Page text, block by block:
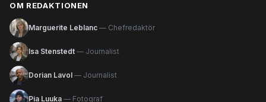
OM REDAKTIONEN
Marguerite Leblanc — Chefredaktör
Isa Stenstedt — Journalist
Dorian Lavol — Journalist
Pia Luuka — Fotograf